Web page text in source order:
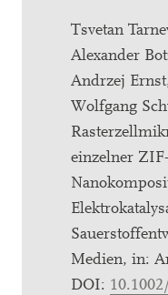
Tsvetan
Alexander
Andrzej
Wolfgang
einzelner
Medien, in:
DOI: